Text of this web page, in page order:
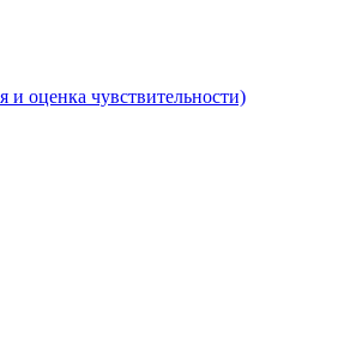
оценка чувствительности)